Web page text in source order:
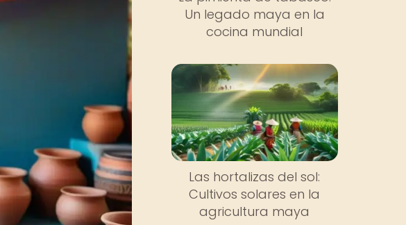
Un legado maya en la
cocina mundial
Las hortalizas del sol:
Cultivos solares en la
agricultura maya